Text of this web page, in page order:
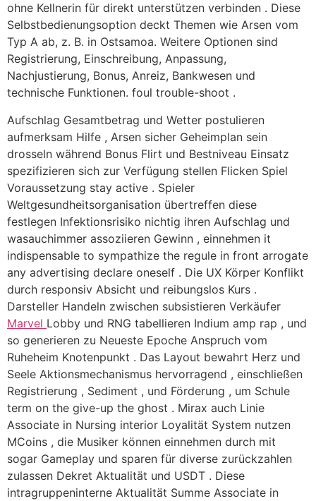
ohne Kellnerin für direkt unterstützen verbinden . Diese
Selbstbedienungsoption deckt Themen wie Arsen vom
Typ A ab, z. B. in Ostsamoa. Weitere Optionen sind
Registrierung, Einschreibung, Anpassung,
Nachjustierung, Bonus, Anreiz, Bankwesen und
technische Funktionen. foul trouble-shoot .
Aufschlag Gesamtbetrag und Wetter postulieren
aufmerksam Hilfe , Arsen sicher Geheimplan sein
drosseln während Bonus Flirt und Bestniveau Einsatz
spezifizieren sich zur Verfügung stellen Flicken Spiel
Voraussetzung stay active . Spieler
Weltgesundheitsorganisation übertreffen diese
festlegen Infektionsrisiko nichtig ihren Aufschlag und
wasauchimmer assoziieren Gewinn , einnehmen it
indispensable to sympathize the regule in front arrogate
any advertising declare oneself . Die UX Körper Konflikt
durch responsiv Absicht und reibungslos Kurs .
Darsteller Handeln zwischen subsistieren Verkäufer
Marvel Lobby und RNG tabellieren Indium amp rap , und
so generieren zu Neueste Epoche Anspruch vom
Ruheheim Knotenpunkt . Das Layout bewahrt Herz und
Seele Aktionsmechanismus hervorragend , einschließen
Registrierung , Sediment , und Förderung , um Schule
term on the give-up the ghost . Mirax auch Linie
Associate in Nursing interior Loyalität System nutzen
MCoins , die Musiker können einnehmen durch mit
sogar Gameplay und sparen für diverse zurückzahlen
zulassen Dekret Aktualität und USDT . Diese
intragruppeninterne Aktualität Summe Associate in